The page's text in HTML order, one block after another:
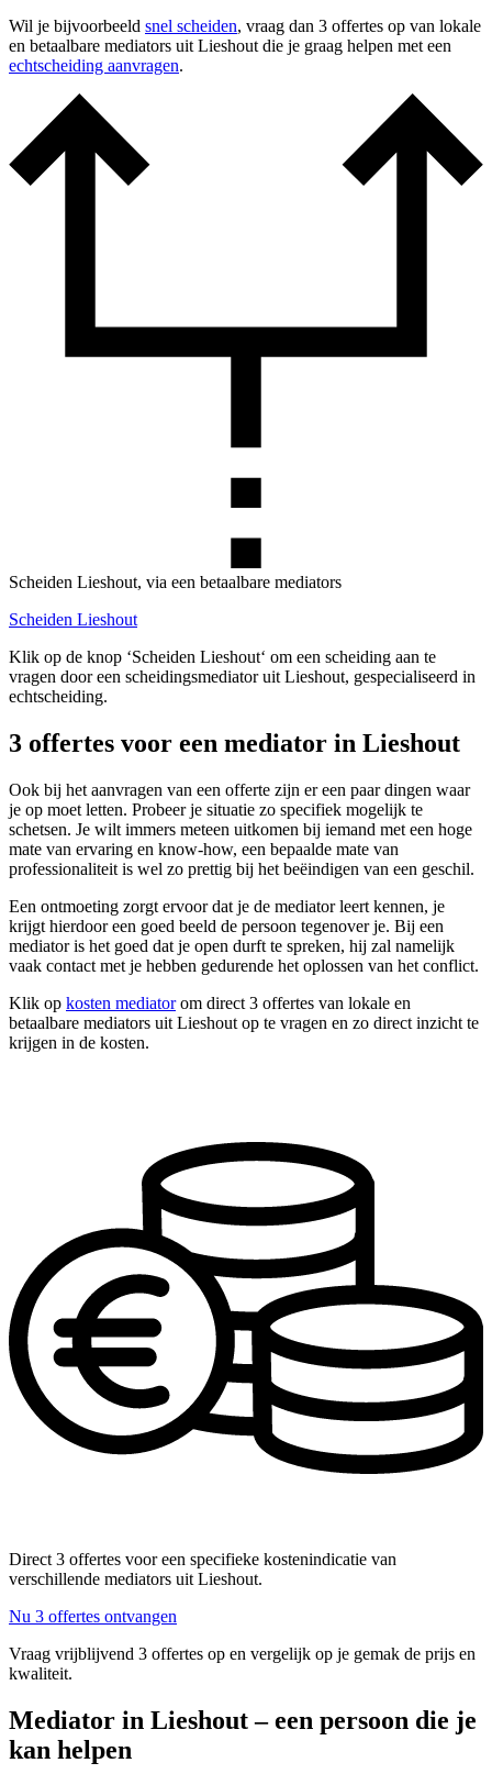
Wil je bijvoorbeeld snel scheiden, vraag dan 3 offertes op van lokale
en betaalbare mediators uit Lieshout die je graag helpen met een
echtscheiding aanvragen.
Scheiden Lieshout, via een betaalbare mediators
Scheiden Lieshout
Klik op de knop ‘Scheiden Lieshout‘ om een scheiding aan te
vragen door een scheidingsmediator uit Lieshout, gespecialiseerd in
echtscheiding.
3 offertes voor een mediator in Lieshout
Ook bij het aanvragen van een offerte zijn er een paar dingen waar
je op moet letten. Probeer je situatie zo specifiek mogelijk te
schetsen. Je wilt immers meteen uitkomen bij iemand met een hoge
mate van ervaring en know-how, een bepaalde mate van
professionaliteit is wel zo prettig bij het beëindigen van een geschil.
Een ontmoeting zorgt ervoor dat je de mediator leert kennen, je
krijgt hierdoor een goed beeld de persoon tegenover je. Bij een
mediator is het goed dat je open durft te spreken, hij zal namelijk
vaak contact met je hebben gedurende het oplossen van het conflict.
Klik op kosten mediatorom direct 3 offertes van lokale en
betaalbare mediators uit Lieshout op te vragen en zo direct inzicht te
krijgen in de kosten.
Direct 3 offertes voor een specifieke kostenindicatie van
verschillende mediators uit Lieshout.
Nu 3 offertes ontvangen
Vraag vrijblijvend 3 offertes op en vergelijk op je gemak de prijs en
kwaliteit.
Mediator in Lieshout – een persoon die je
kan helpen